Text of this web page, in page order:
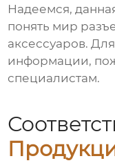
Надеемся,
понять мир
аксессуаров.
информации,
специалистам.